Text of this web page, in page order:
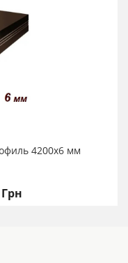
4200х6 мм